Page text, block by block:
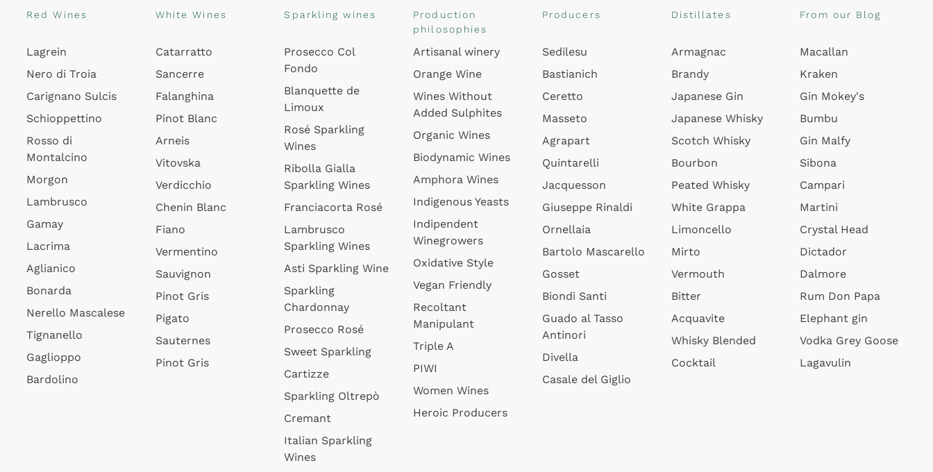
Red Wines
Lagrein
Nero di Troia
Carignano Sulcis
Schioppettino
Rosso di
Montalcino
Morgon
Lambrusco
Gamay
Lacrima
Aglianico
Bonarda
Nerello Mascalese
Tignanello
Gaglioppo
Bardolino
White Wines
Catarratto
Sancerre
Falanghina
Pinot Blanc
Arneis
Vitovska
Verdicchio
Chenin Blanc
Fiano
Vermentino
Sauvignon
Pinot Gris
Pigato
Sauternes
Pinot Gris
Sparkling wines
Prosecco Col
Fondo
Blanquette de
Limoux
Rosé Sparkling
Wines
Ribolla Gialla
Sparkling Wines
Franciacorta Rosé
Lambrusco
Sparkling Wines
Asti Sparkling Wine
Sparkling
Chardonnay
Prosecco Rosé
Sweet Sparkling
Cartizze
Sparkling Oltrepò
Cremant
Italian Sparkling
Wines
Production
philosophies
Artisanal winery
Orange Wine
Wines Without
Added Sulphites
Organic Wines
Biodynamic Wines
Amphora Wines
Indigenous Yeasts
Indipendent
Winegrowers
Oxidative Style
Vegan Friendly
Recoltant
Manipulant
Triple A
PIWI
Women Wines
Heroic Producers
Producers
Sedilesu
Bastianich
Ceretto
Masseto
Agrapart
Quintarelli
Jacquesson
Giuseppe Rinaldi
Ornellaia
Bartolo Mascarello
Gosset
Biondi Santi
Guado al Tasso
Antinori
Divella
Casale del Giglio
Distillates
Armagnac
Brandy
Japanese Gin
Japanese Whisky
Scotch Whisky
Bourbon
Peated Whisky
White Grappa
Limoncello
Mirto
Vermouth
Bitter
Acquavite
Whisky Blended
Cocktail
From our Blog
Macallan
Kraken
Gin Mokey's
Bumbu
Gin Malfy
Sibona
Campari
Martini
Crystal Head
Dictador
Dalmore
Rum Don Papa
Elephant gin
Vodka Grey Goose
Lagavulin